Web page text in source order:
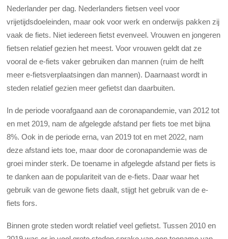
Nederlander per dag. Nederlanders fietsen veel voor
vrijetijdsdoeleinden, maar ook voor werk en onderwijs pakken zij
vaak de fiets. Niet iedereen fietst evenveel. Vrouwen en jongeren
fietsen relatief gezien het meest. Voor vrouwen geldt dat ze
vooral de e-fiets vaker gebruiken dan mannen (ruim de helft
meer e-fietsverplaatsingen dan mannen). Daarnaast wordt in
steden relatief gezien meer gefietst dan daarbuiten.
In de periode voorafgaand aan de coronapandemie, van 2012 tot
en met 2019, nam de afgelegde afstand per fiets toe met bijna
8%. Ook in de periode erna, van 2019 tot en met 2022, nam
deze afstand iets toe, maar door de coronapandemie was de
groei minder sterk. De toename in afgelegde afstand per fiets is
te danken aan de populariteit van de e-fiets. Daar waar het
gebruik van de gewone fiets daalt, stijgt het gebruik van de e-
fiets fors.
Binnen grote steden wordt relatief veel gefietst. Tussen 2010 en